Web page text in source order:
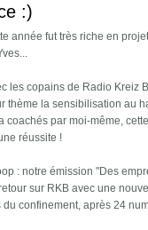
:)
année fut très riche en
les copains de Radio Kreiz
thème la sensibilisation au
coachés par moi-même,
réussite !
: notre émission "Des
sur RKB avec une
du confinement, après 24